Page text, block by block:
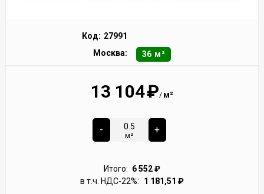
Код: 27991
Москва:
36 м²
13 104₽/ м²
-
м²
+
Итого: 6 552₽
в т.ч. НДС-22%:
1 181,51 ₽